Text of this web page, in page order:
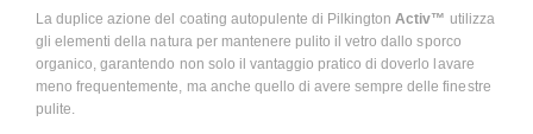
La duplice azione del coating autopulente di PilkingtonActiv™ utilizza
gli elementi della natura per mantenere pulito il vetro dallo sporco
organico, garantendo non solo il vantaggio pratico di doverlo lavare
meno frequentemente, ma anche quello di avere sempre delle finestre
pulite.